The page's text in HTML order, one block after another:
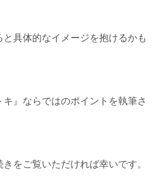
具体的なイメージを抱けるかも
』ならではのポイントを執筆さ
をご覧いただければ幸いです。